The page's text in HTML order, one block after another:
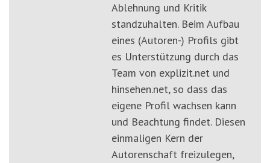
Ablehnung und Kritik
standzuhalten. Beim Aufbau
eines (Autoren-) Profils gibt
es Unterstützung durch das
Team von explizit.net und
hinsehen.net, so dass das
eigene Profil wachsen kann
und Beachtung findet. Diesen
einmaligen Kern der
Autorenschaft freizulegen,